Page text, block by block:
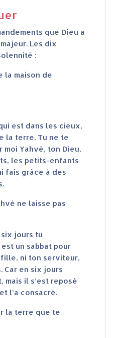
que Dieu a
Les dix
:
la maison de
est dans les cieux,
la terre. Tu ne te
Yahvé, ton Dieu,
les petits-enfants
fais grâce à des
ne laisse pas
jours tu
un sabbat pour
fille, ni ton serviteur,
Car en six jours
il s’est reposé
l’a consacré.
la terre que te